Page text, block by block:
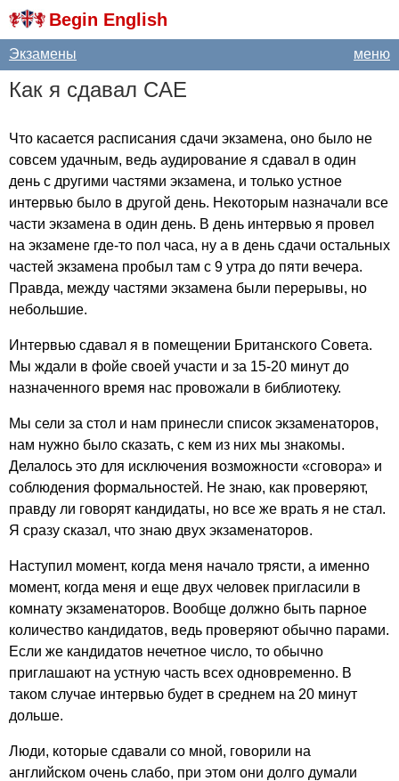
Begin English
меню
Экзамены
Как я сдавал CAE
Что касается расписания сдачи экзамена, оно было не
совсем удачным, ведь аудирование я сдавал в один
день с другими частями экзамена, и только устное
интервью было в другой день. Некоторым назначали все
части экзамена в один день. В день интервью я провел
на экзамене где-то пол часа, ну а в день сдачи остальных
частей экзамена пробыл там с 9 утра до пяти вечера.
Правда, между частями экзамена были перерывы, но
небольшие.
Интервью сдавал я в помещении Британского Совета.
Мы ждали в фойе своей участи и за 15-20 минут до
назначенного время нас провожали в библиотеку.
Мы сели за стол и нам принесли список экзаменаторов,
нам нужно было сказать, с кем из них мы знакомы.
Делалось это для исключения возможности «сговора» и
соблюдения формальностей. Не знаю, как проверяют,
правду ли говорят кандидаты, но все же врать я не стал.
Я сразу сказал, что знаю двух экзаменаторов.
Наступил момент, когда меня начало трясти, а именно
момент, когда меня и еще двух человек пригласили в
комнату экзаменаторов. Вообще должно быть парное
количество кандидатов, ведь проверяют обычно парами.
Если же кандидатов нечетное число, то обычно
приглашают на устную часть всех одновременно. В
таком случае интервью будет в среднем на 20 минут
дольше.
Люди, которые сдавали со мной, говорили на
английском очень слабо, при этом они долго думали